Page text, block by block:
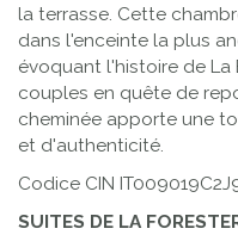
la terrasse. Cette
dans l'enceinte la plus
évoquant l'histoire de La
couples en quête de
cheminée apporte une
et d'authenticité.
Codice CIN
SUITES DE LA